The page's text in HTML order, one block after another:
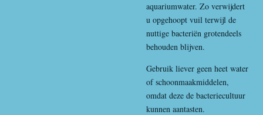
aquariumwater. Zo verwijdert
u opgehoopt vuil terwijl de
nuttige bacteriën grotendeels
behouden blijven.
Gebruik liever geen heet water
of schoonmaakmiddelen,
omdat deze de bacteriecultuur
kunnen aantasten.